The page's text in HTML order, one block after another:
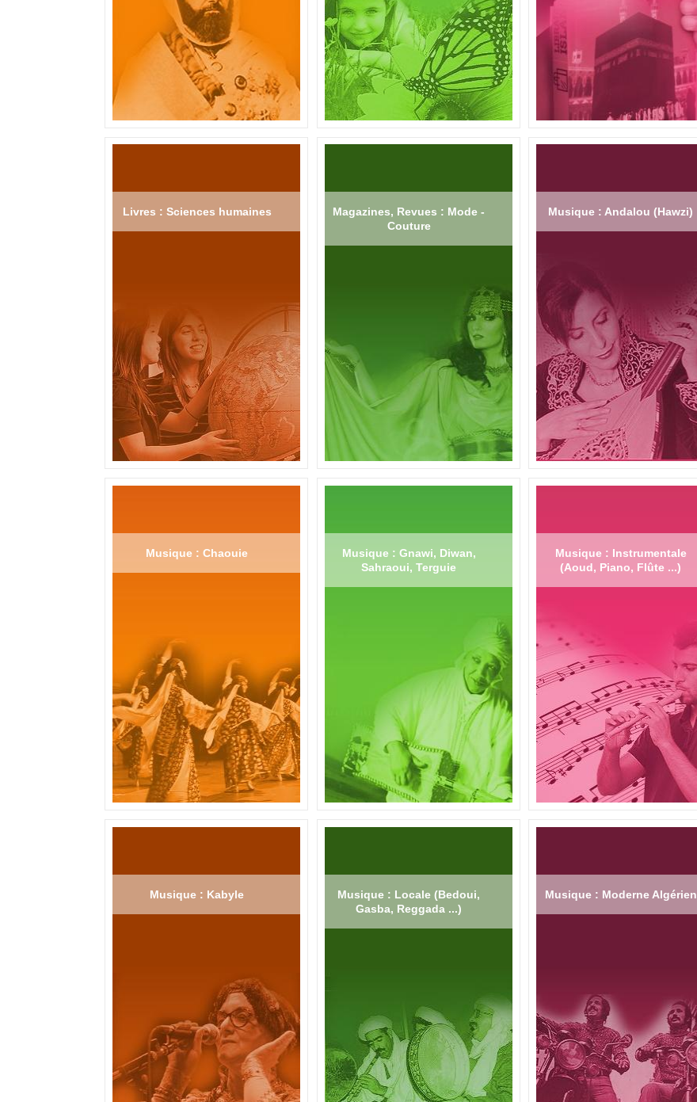
Livres : Sciences humaines
Magazines, Revues : Mode -
Couture
Musique : Andalou (Hawzi)
Musique : Chaouie
Musique : Gnawi, Diwan,
Sahraoui, Terguie
Musique : Instrumentale
(Aoud, Piano, Flûte ...)
Musique : Kabyle
Musique : Locale (Bedoui,
Gasba, Reggada ...)
Musique : Moderne Algérien